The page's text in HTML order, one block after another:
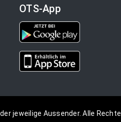
OTS-App
jeweilige Aussender. Alle Rechte